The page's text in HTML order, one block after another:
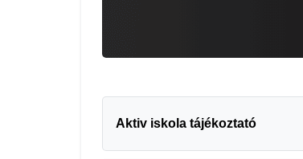
Aktiv iskola tájékoztató